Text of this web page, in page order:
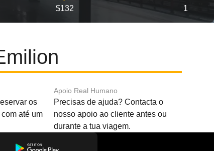
$132 1
os
até um
Apoio Real Humano
Precisas de ajuda? Contacta o
nosso apoio ao cliente antes ou
durante a tua viagem.